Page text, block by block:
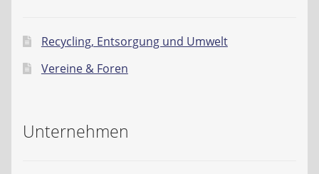
Recycling, Entsorgung und Umwelt
Vereine & Foren
Unternehmen